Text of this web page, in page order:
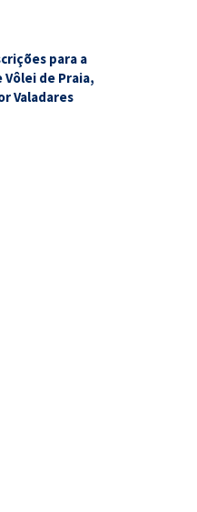
para a
Vôlei de Praia,
Valadares